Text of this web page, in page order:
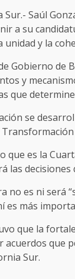
Sur.- Saúl
a su
unidad y la
Gobierno de
y
que
se
que es la
las
no es ni será
es más
que la
acuerdos que
Sur.